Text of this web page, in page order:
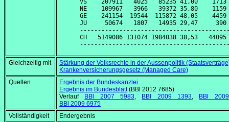
VS    207911   4025   85235 41,00
NE    109967   3966   39372 35,80
GE    241154  19544  115872 48,05
JU     50674   1807   14935 29,47
CH   5149086 131074 1984038 38,53
Gleichzeitig mit
Stärkung der Volksrechte in der Aussenpolitik
Krankenversicherungsgesetz (Managed Care)
Quellen
Ergebnis der Bundeskanzlei
Ergebnis im Bundesblatt(BBl 2012 7685)
Verlauf
BBl 2007 5983, BBl 2009 1393,
BBl
BBl 2009 6975
Vollständigkeit
Endergebnis